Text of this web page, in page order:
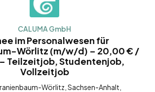
CALUMA GmbH
im Personalwesen für
Wörlitz (m/w/d) – 20,00 € /
Teilzeitjob, Studentenjob,
Vollzeitjob
Wörlitz, Sachsen-Anhalt,